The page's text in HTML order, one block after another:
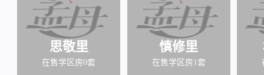
思敬里
在售学区房0套
慎修里
在售学区房1套